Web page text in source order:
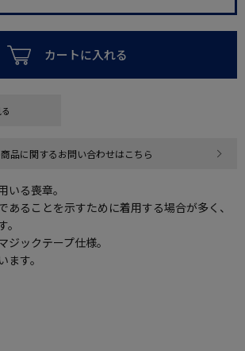
カートに入れる
品に関するお問い合わせはこちら
いる喪章。
あることを示すために着用する場合が多く、
ジックテープ仕様。
す。